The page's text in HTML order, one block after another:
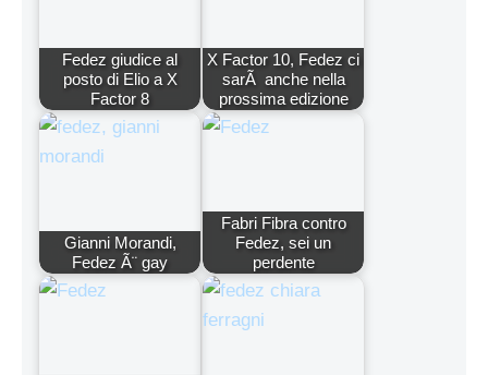
Fedez giudice al
posto di Elio a X
Factor 8
X Factor 10, Fedez ci
sarÃ anche nella
prossima edizione
Gianni Morandi,
Fedez Ã¨ gay
Fabri Fibra contro
Fedez, sei un
perdente